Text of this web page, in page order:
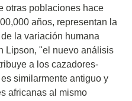
otras poblaciones hace
años, representan la
la variación humana
Lipson, "el nuevo análisis
a los cazadores-
similarmente antiguo y
africanas al mismo